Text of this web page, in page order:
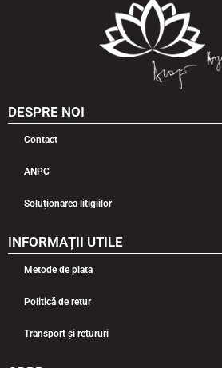
DESPRE NOI
Contact
ANPC
Soluționarea litigiilor
INFORMAȚII UTILE
Metode de plata
Politică de retur
Transport și retururi